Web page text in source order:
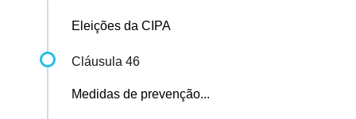
Eleições da CIPA
Cláusula 46
Medidas de prevenção...